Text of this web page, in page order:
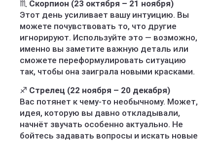
♏ Скорпион (23 октября – 21 ноября)
Этот день усиливает вашу интуицию. Вы
можете почувствовать то, что другие
игнорируют. Используйте это — возможно,
именно вы заметите важную деталь или
сможете переформулировать ситуацию
так, чтобы она заиграла новыми красками.
♐ Стрелец (22 ноября – 20 декабря)
Вас потянет к чему-то необычному. Может,
идея, которую вы давно откладывали,
начнёт звучать особенно актуально. Не
бойтесь задавать вопросы и искать новые